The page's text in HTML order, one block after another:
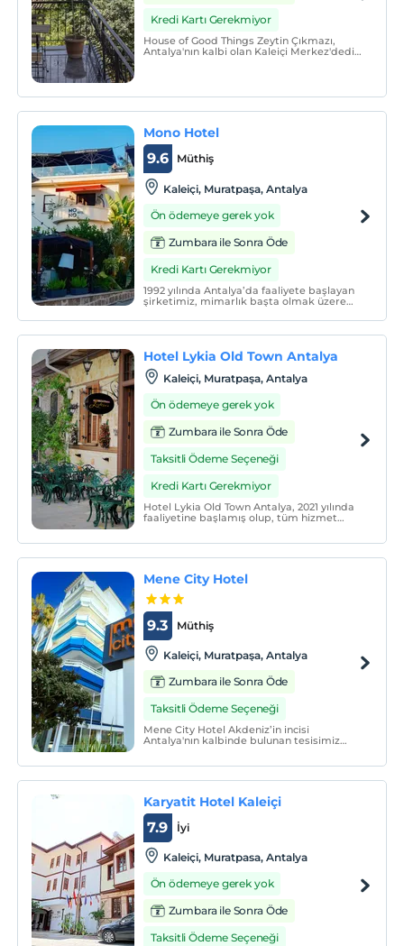
Kredi Kartı Gerekmiyor
House of Good Things Zeytin Çıkmazı,
Antalya'nın kalbi olan Kaleiçi Merkez'dedir.
restoranlara yakındır.
Mono Hotel
Müthiş
9.6
Kaleiçi, Muratpaşa, Antalya
Ön ödemeye gerek yok
Zumbara ile Sonra Öde
Kredi Kartı Gerekmiyor
1992 yılında Antalya’da faaliyete başlayan
şirketimiz, mimarlık başta olmak üzere
Hotel Lykia Old Town Antalya
Kaleiçi, Muratpaşa, Antalya
Ön ödemeye gerek yok
Zumbara ile Sonra Öde
Taksitli Ödeme Seçeneği
Kredi Kartı Gerekmiyor
Hotel Lykia Old Town Antalya, 2021 yılında
faaliyetine başlamış olup, tüm hizmet
incisi konumundaki Kaleiçi bölgesinde, 19.
Mene City Hotel
Müthiş
9.3
Kaleiçi, Muratpaşa, Antalya
Zumbara ile Sonra Öde
Taksitli Ödeme Seçeneği
Mene City Hotel Akdeniz’in incisi
Antalya'nın kalbinde bulunan tesisimiz
Karyatit Hotel Kaleiçi
İyi
7.9
Kaleiçi, Muratpasa, Antalya
Ön ödemeye gerek yok
Zumbara ile Sonra Öde
Taksitli Ödeme Seçeneği